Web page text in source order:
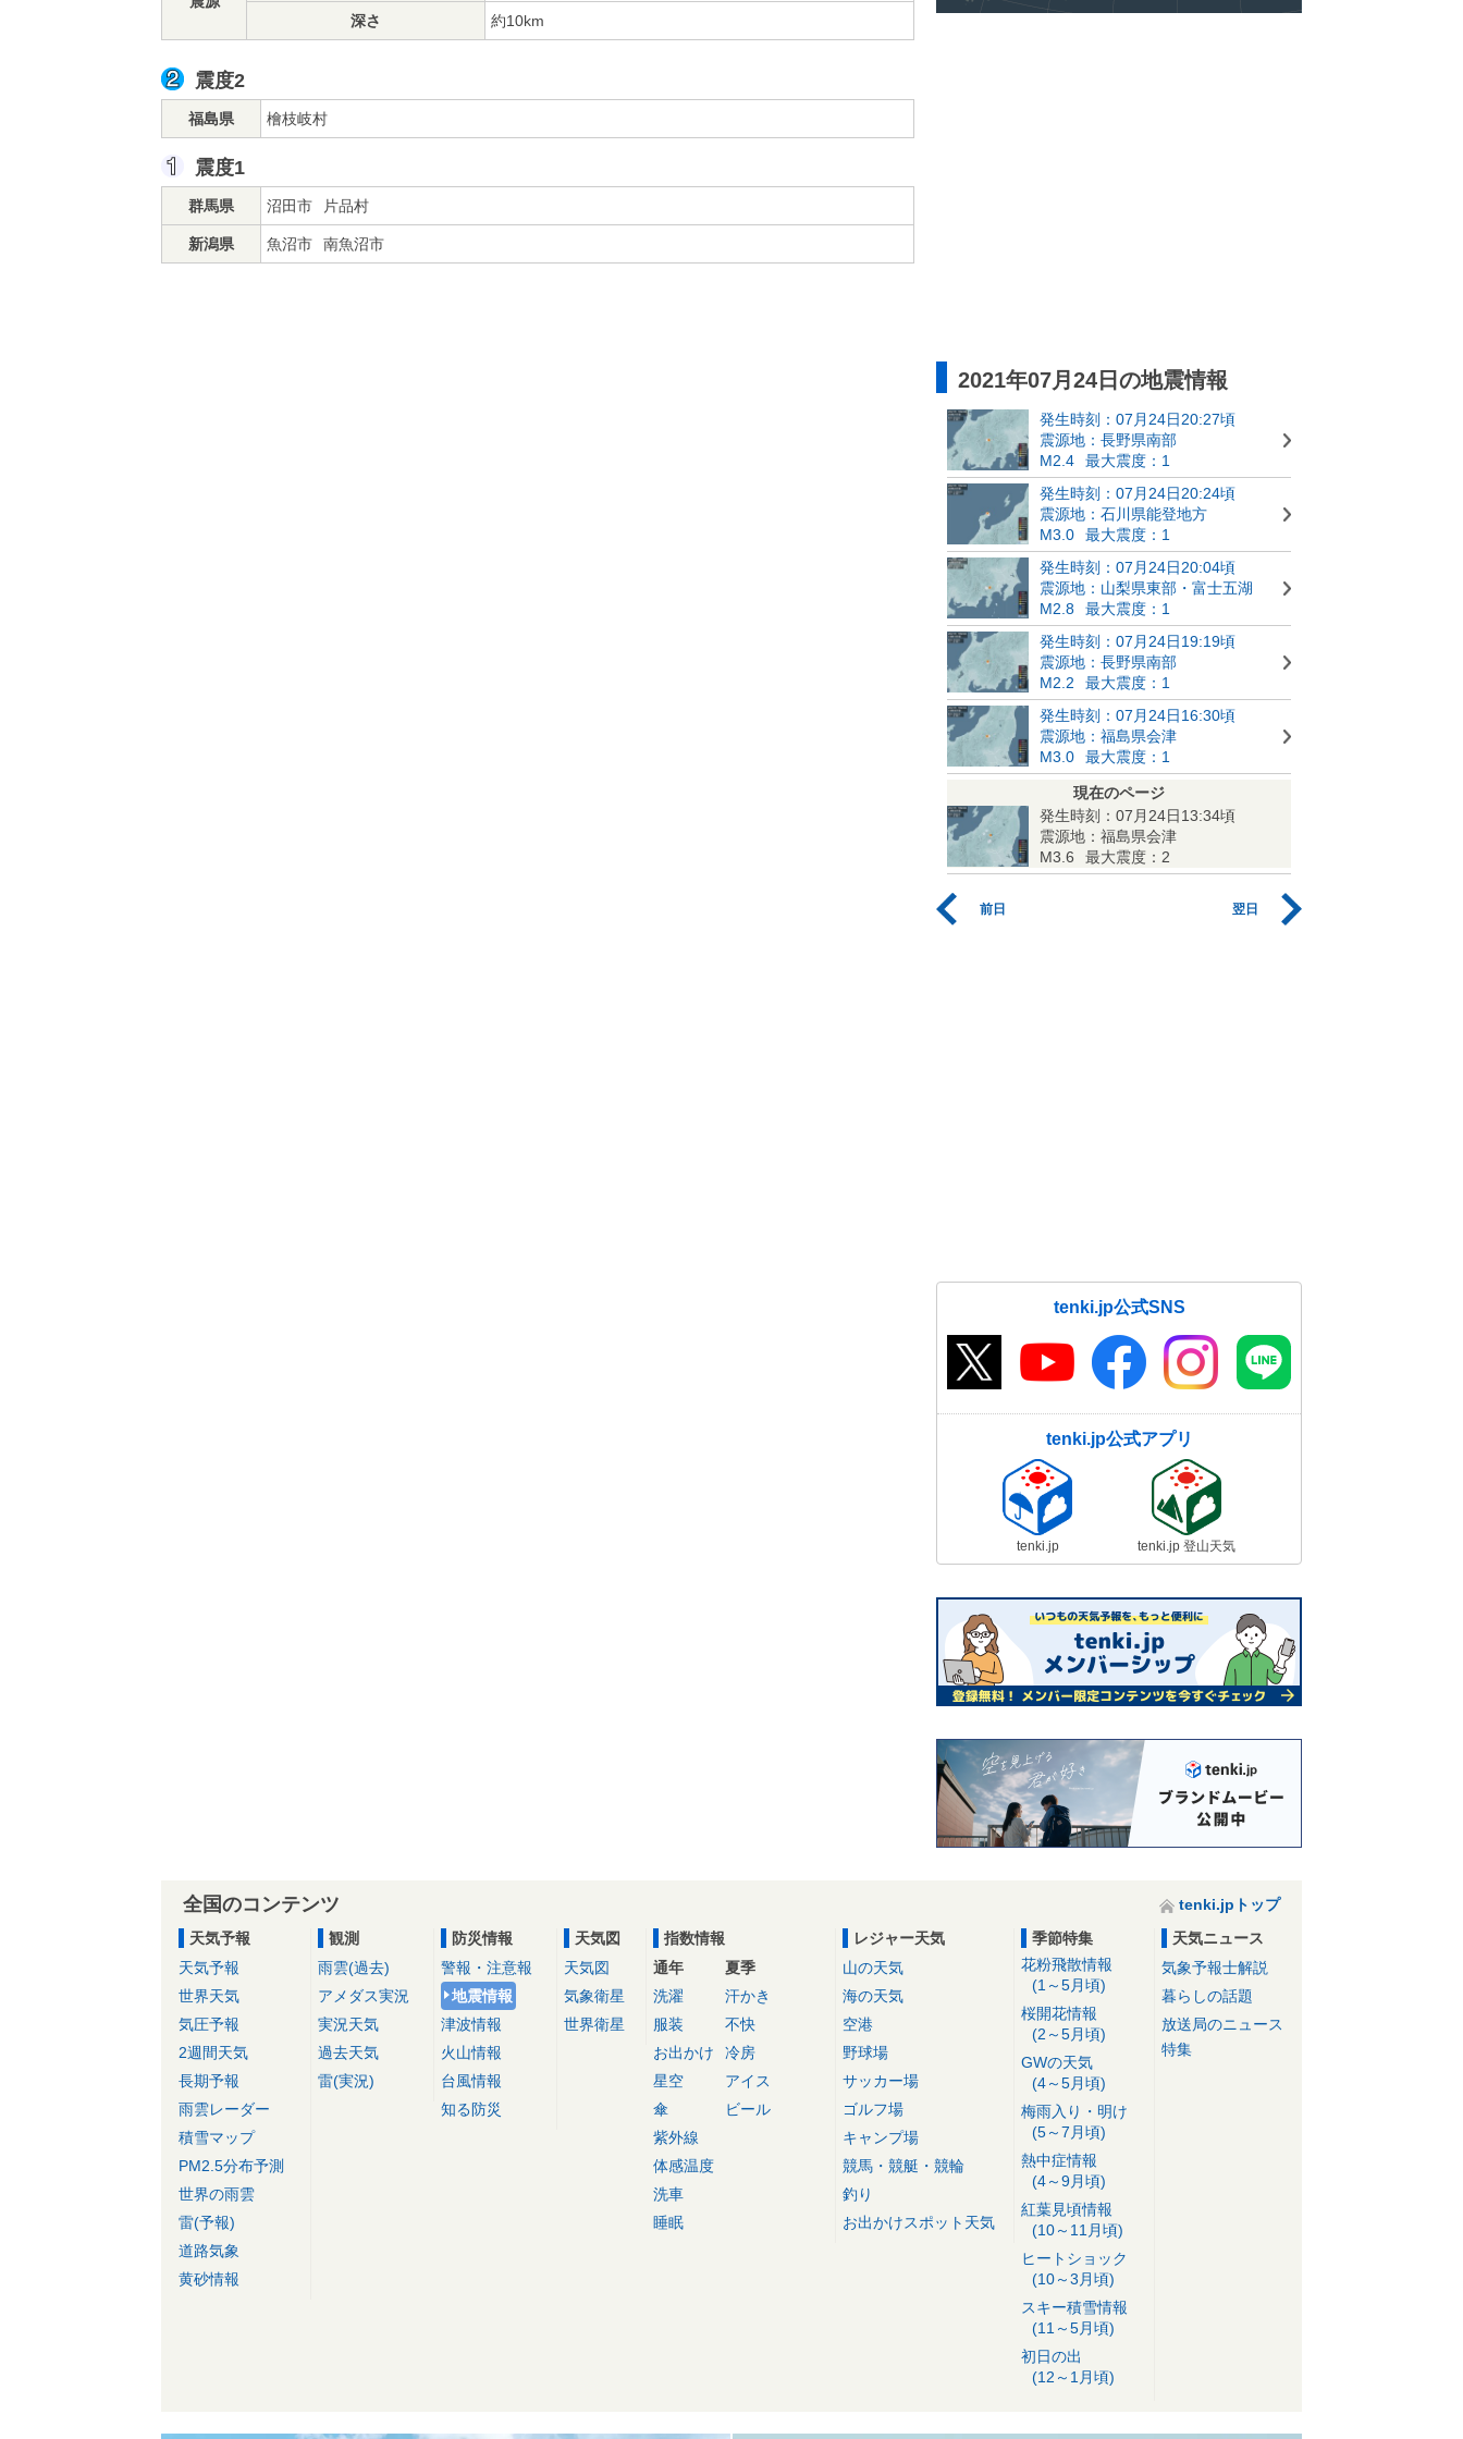
深さ
約10km
震度2
福島県 檜枝岐村
震度1
群馬県 沼田市 片品村
新潟県 魚沼市 南魚沼市
2021年07月24日の地震情報
発生時刻：07月24日20:27頃
震源地：長野県南部
M2.4
最大震度：1
発生時刻：07月24日20:24頃
震源地：石川県能登地方
M3.0
最大震度：1
発生時刻：07月24日20:04頃
震源地：山梨県東部・富士五湖
M2.8
最大震度：1
発生時刻：07月24日19:19頃
震源地：長野県南部
M2.2
最大震度：1
発生時刻：07月24日16:30頃
震源地：福島県会津
M3.0
最大震度：1
現在のページ
発生時刻：07月24日13:34頃
震源地：福島県会津
M3.6
最大震度：2
前日 翌日
tenki.jp公式SNS
tenki.jp公式アプリ
tenki.jp tenki.jp 登山天気
全国のコンテンツ
tenki.jpトップ
天気予報
天気予報
世界天気
気圧予報
2週間天気
長期予報
雨雲レーダー
積雪マップ
PM2.5分布予測
世界の雨雲
雷(予報)
道路気象
黄砂情報
観測
雨雲(過去)
アメダス実況
実況天気
過去天気
雷(実況)
防災情報
警報・注意報
地震情報
津波情報
火山情報
台風情報
知る防災
天気図
天気図
気象衛星
世界衛星
指数情報
通年
洗濯
服装
お出かけ
星空
傘
紫外線
体感温度
洗車
睡眠
夏季
汗かき
不快
冷房
アイス
ビール
レジャー天気
山の天気
海の天気
空港
野球場
サッカー場
ゴルフ場
キャンプ場
競馬・競艇・競輪
釣り
お出かけスポット天気
季節特集
花粉飛散情報
(1～5月頃)
桜開花情報
(2～5月頃)
GWの天気
(4～5月頃)
梅雨入り・明け
(5～7月頃)
熱中症情報
(4～9月頃)
紅葉見頃情報
(10～11月頃)
ヒートショック
(10～3月頃)
スキー積雪情報
(11～5月頃)
初日の出
(12～1月頃)
天気ニュース
気象予報士解説
暮らしの話題
放送局のニュース
特集